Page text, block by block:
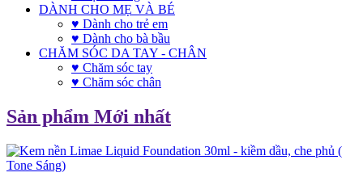
DÀNH CHO MẸ VÀ BÉ
♥ Dành cho trẻ em
♥ Dành cho bà bầu
CHĂM SÓC DA TAY - CHÂN
♥ Chăm sóc tay
♥ Chăm sóc chân
Sản phẩm Mới nhất